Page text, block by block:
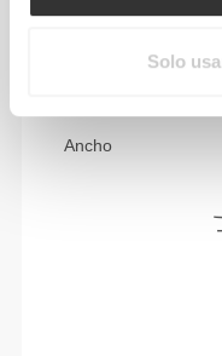
Solo
Moverse con
Ancho